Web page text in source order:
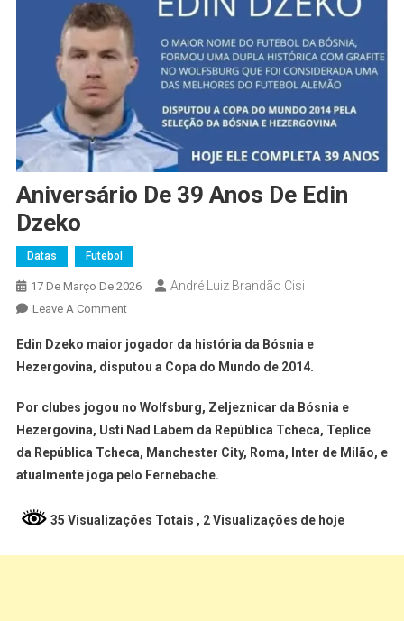
Aniversário De 39 Anos De Edin
Dzeko
Datas Futebol
17 De Março De 2026 André Luiz Brandão Cisi
Leave A Comment
Edin Dzeko maior jogador da história da Bósnia e
Hezergovina, disputou a Copa do Mundo de 2014.
Por clubes jogou no Wolfsburg, Zeljeznicar da Bósnia e
Hezergovina, Usti Nad Labem da República Tcheca, Teplice
da República Tcheca, Manchester City, Roma, Inter de Milão, e
atualmente joga pelo Fernebache.
35 Visualizações Totais , 2 Visualizações de hoje